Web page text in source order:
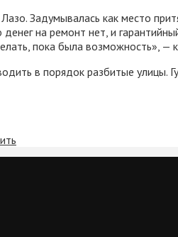
Задумывалась как место
на ремонт нет, и
пока была возможность», —
в порядок разбитые улицы.